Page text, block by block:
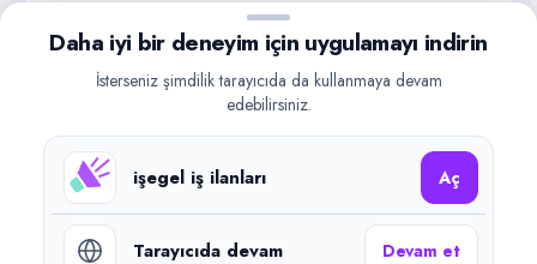
Güncel iş ilanlarını takip edin, işverenlerle hızlıca
iletişime geçin.
Google Play
©2026işegel.net. Tüm hakları saklıdır.
Daha iyi bir deneyim için uygulamayı indirin
İsterseniz şimdilik tarayıcıda da kullanmaya devam
edebilirsiniz.
işegel iş ilanları Aç
Tarayıcıda devam Devam et